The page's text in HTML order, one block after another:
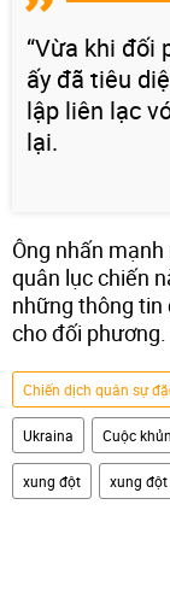
“Vừa khi đối
ấy đã tiêu
lập liên lạc
lại.
Ông nhấn
quân lục chiến
những thông tin
cho đối phương.
Chiến dịch quân sự
Ukraina Cuộc
xung đột xung